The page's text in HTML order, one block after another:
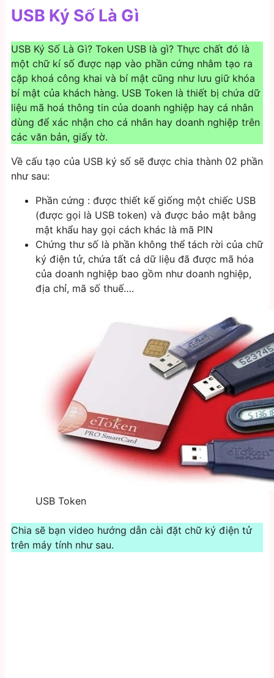
USB Ký Số Là Gì
USB Ký Số Là Gì? Token USB là gì? Thực chất đó là
một chữ kí số được nạp vào phần cứng nhằm tạo ra
cặp khoá công khai và bí mật cũng như lưu giữ khóa
bí mật của khách hàng. USB Token là thiết bị chứa dữ
liệu mã hoá thông tin của doanh nghiệp hay cá nhân
dùng để xác nhận cho cá nhân hay doanh nghiệp trên
các văn bản, giấy tờ.
Về cấu tạo của USB ký số sẽ được chia thành 02 phần
như sau:
Phần cứng : được thiết kế giống một chiếc USB
(được gọi là USB token) và được bảo mật bằng
mật khẩu hay gọi cách khác là mã PIN
Chứng thư số là phần không thể tách rời của chữ
ký điện tử, chứa tất cả dữ liệu đã được mã hóa
của doanh nghiệp bao gồm như doanh nghiệp,
địa chỉ, mã số thuế….
USB Token
Chia sẽ bạn video hướng dẫn cài đặt chữ ký điện tử
trên máy tính như sau.